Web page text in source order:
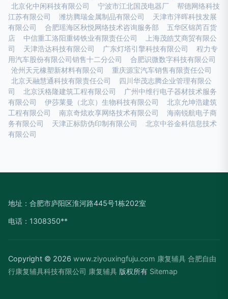
北京化中闲科技有限公司
宁波市江北国茂电器厂
帮德网络科技
江苏有限公司
潍坊腾瑞金属制品有限公司
天津市泮晖科技发展
有限公司
合肥瑶海区秋悦网络技术咨询服务部
五华区锦芮百货
店
中信重工洛阳重铸铁业有限责任公司
上海茂皓艾商贸有限公
司
天津浩达科技有限公司 广东灯塔引擎科技有限公司
程力专
用汽车股份有限公司销售十二分公司
合肥识微数字科技有限公司
沧州天元橡塑新材料有限公司
重庆源宝汽车销售有限责任公司
北京天融慧通科技有限责任公司
四川华茂志腾企业管理有限公
司
北京沃格隆建筑工程有限公司
广州中维行电子器材技术服务
有限公司
伊莎莱曼（北京）生物科技有限公司
北京允坤浩建筑
工程有限公司
南京奇炫欢享网络技术有限公司
海南锐航电子商
务有限公司
天津正标防伪印制有限公司
北京中谷金科信息技术
有限公司
地址：合肥市庐阳区淮河路445号1栋202室
电话：1308350**
Copyright © 2026 www.ziyouxingfuju.com 康复辅具 合肥自由
行康复辅具科技有限公司 康复辅具 版权所有 Sitemap